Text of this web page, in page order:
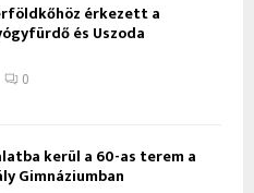
érkezett a
és Uszoda
0
kerül a 60-as terem a
Gimnáziumban